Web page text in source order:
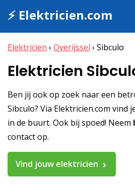
⚡ Elektricien.com
Elektricien › Overijssel › Sibculo
Elektricien
Ben jij ook op zoek naar een
Sibculo? Via Elektricien.com vind
in de buurt. Ook bij spoed! Neem
contact op.
Vind jouw elektricien